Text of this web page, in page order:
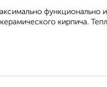
функционально
кирпича.